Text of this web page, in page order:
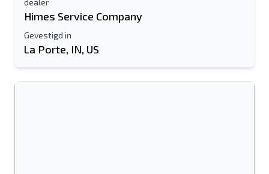
dealer
Himes Service Company
Gevestigd in
La Porte, IN, US